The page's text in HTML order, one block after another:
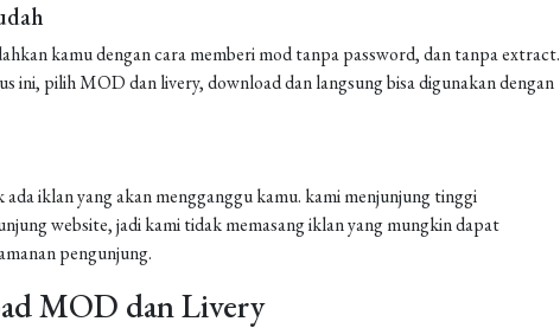
kamu dengan cara memberi mod tanpa password, dan tanpa extract.
ini, pilih MOD dan livery, download dan langsung bisa digunakan dengan
iklan yang akan mengganggu kamu. kami menjunjung tinggi
website, jadi kami tidak memasang iklan yang mungkin dapat
pengunjung.
MOD dan Livery